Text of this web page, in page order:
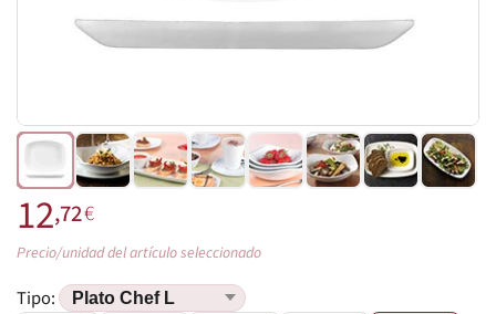
12,72€
Precio/unidad del artículo seleccionado
Tipo: